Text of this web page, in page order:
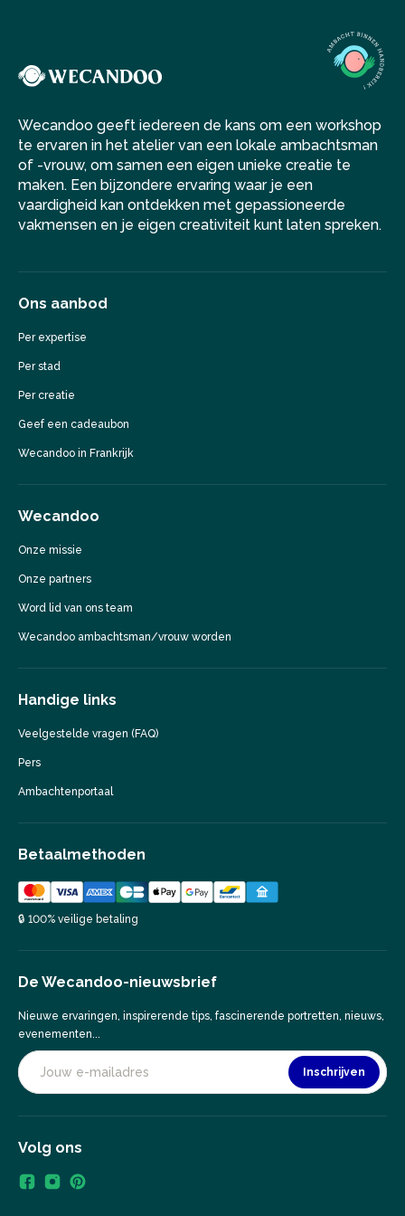
Wecandoo geeft iedereen de kans om een workshop
te ervaren in het atelier van een lokale ambachtsman
of -vrouw, om samen een eigen unieke creatie te
maken. Een bijzondere ervaring waar je een
vaardigheid kan ontdekken met gepassioneerde
vakmensen en je eigen creativiteit kunt laten spreken.
Ons aanbod
Per expertise
Per stad
Per creatie
Geef een cadeaubon
Wecandoo in Frankrijk
Wecandoo
Onze missie
Onze partners
Word lid van ons team
Wecandoo ambachtsman/vrouw worden
Handige links
Veelgestelde vragen (FAQ)
Pers
Ambachtenportaal
Betaalmethoden
🔒 100% veilige betaling
De Wecandoo-nieuwsbrief
Nieuwe ervaringen, inspirerende tips, fascinerende portretten, nieuws,
evenementen...
Inschrijven
Volg ons